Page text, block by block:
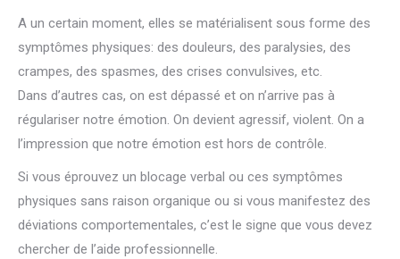
A un certain moment, elles se matérialisent sous forme des
symptômes physiques: des douleurs, des paralysies, des
crampes, des spasmes, des crises convulsives, etc.
Dans d’autres cas, on est dépassé et on n’arrive pas à
régulariser notre émotion. On devient agressif, violent. On a
l’impression que notre émotion est hors de contrôle.
Si vous éprouvez un blocage verbal ou ces symptômes
physiques sans raison organique ou si vous manifestez des
déviations comportementales, c’est le signe que vous devez
chercher de l’aide professionnelle.